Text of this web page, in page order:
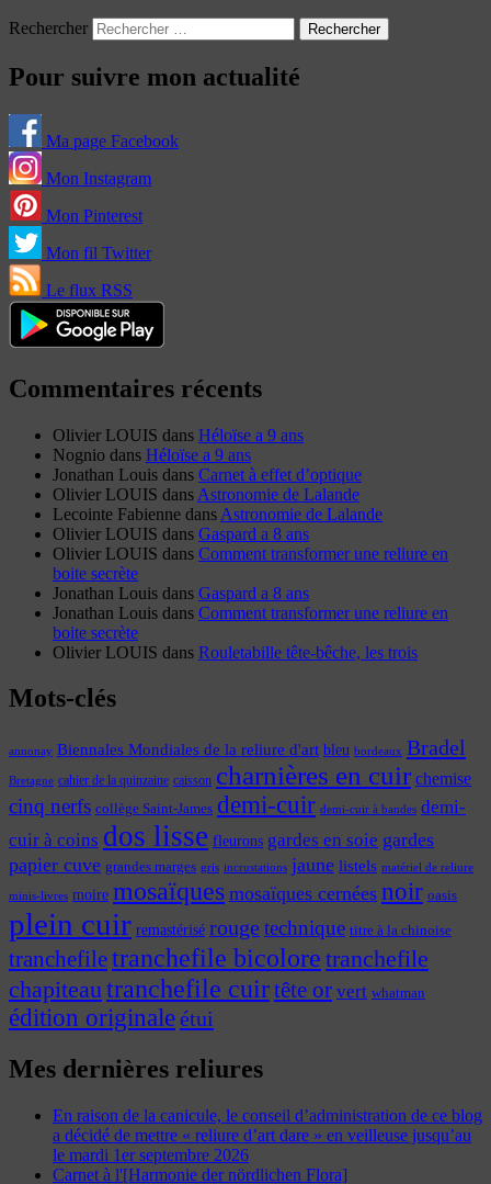
Rechercher
Pour suivre mon actualité
Ma page Facebook
Mon Instagram
Mon Pinterest
Mon fil Twitter
Le flux RSS
Commentaires récents
Olivier LOUIS dans Héloïse a 9 ans
Nognio dans Héloïse a 9 ans
Jonathan Louis dans Carnet à effet d’optique
Olivier LOUIS dans Astronomie de Lalande
Lecointe Fabienne dans Astronomie de Lalande
Olivier LOUIS dans Gaspard a 8 ans
Olivier LOUIS dans Comment transformer une reliure en
boite secrète
Jonathan Louis dans Gaspard a 8 ans
Jonathan Louis dans Comment transformer une reliure en
boite secrète
Olivier LOUIS dans Rouletabille tête-bêche, les trois
Mots-clés
annonay Biennales Mondiales de la reliure d'art bleu bordeaux Bradel
Bretagne cahier de la quinzaine caisson charnières en cuir chemise
cinq nerfs collège Saint-James demi-cuir demi-cuir à bandes demi-
cuir à coins dos lisse fleurons gardes en soie gardes
papier cuve grandes marges gris incrustations jaune listels matériel de reliure
minis-livres moire mosaïques mosaïques cernées noir oasis
plein cuir remastérisé rougetechnique titre à la chinoise
tranchefiletranchefile bicolore tranchefile
chapiteautranchefile cuirtête or vert whatman
édition originaleétui
Mes dernières reliures
En raison de la canicule, le conseil d’administration de ce blog
a décidé de mettre « reliure d’art dare » en veilleuse jusqu’au
le mardi 1er septembre 2026
Carnet à l'[Harmonie der nördlichen Flora]